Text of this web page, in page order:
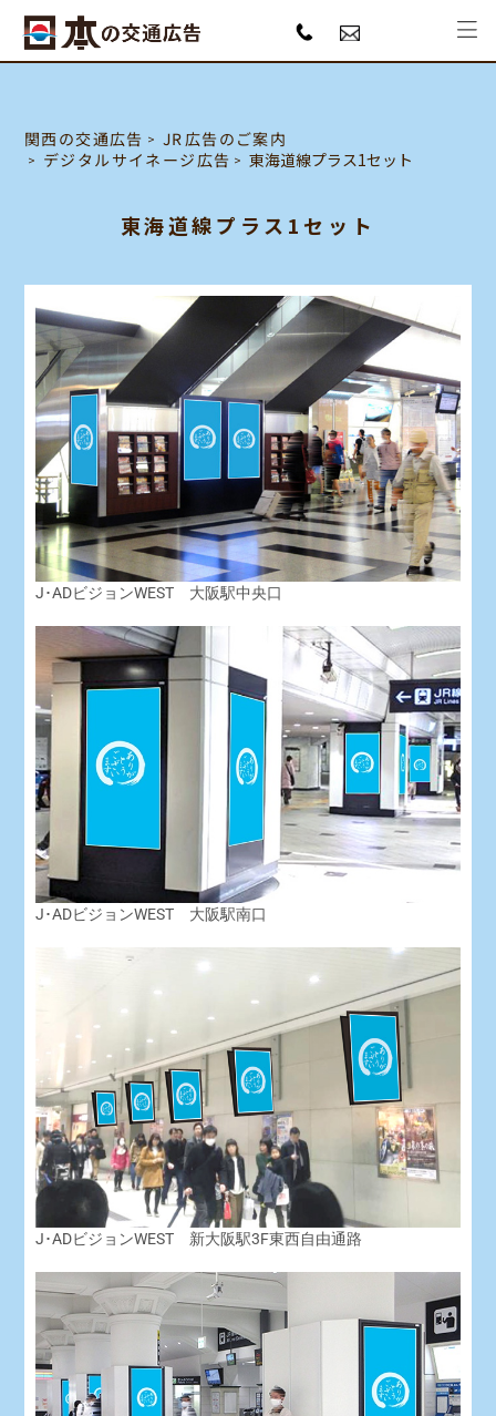
関西の交通広告 JR広告のご案内
デジタルサイネージ広告 東海道線プラス1セット
東海道線プラス1セット
J･ADビジョンWEST 大阪駅中央口
J･ADビジョンWEST 大阪駅南口
J･ADビジョンWEST 新大阪駅3F東西自由通路